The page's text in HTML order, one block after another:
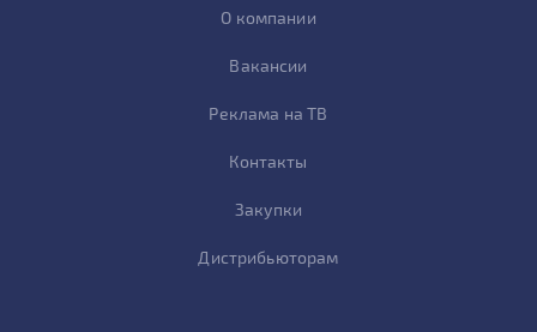
О компании
Вакансии
Реклама на ТВ
Контакты
Закупки
Дистрибьюторам